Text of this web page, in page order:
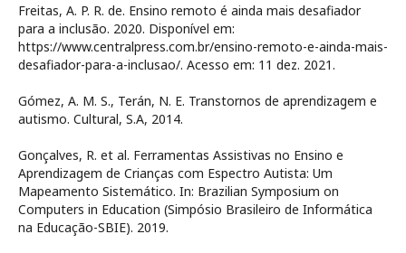
Freitas, A. P. R. de. Ensino remoto é ainda mais desafiador
para a inclusão. 2020. Disponível em:
https://www.centralpress.com.br/ensino-remoto-e-ainda-mais-
desafiador-para-a-inclusao/. Acesso em: 11 dez. 2021.
Gómez, A. M. S., Terán, N. E. Transtornos de aprendizagem e
autismo. Cultural, S.A, 2014.
Gonçalves, R. et al. Ferramentas Assistivas no Ensino e
Aprendizagem de Crianças com Espectro Autista: Um
Mapeamento Sistemático. In: Brazilian Symposium on
Computers in Education (Simpósio Brasileiro de Informática
na Educação-SBIE). 2019.